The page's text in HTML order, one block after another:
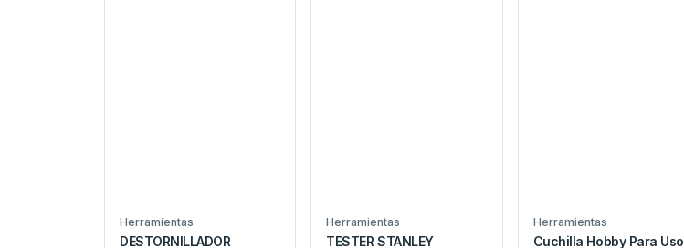
Herramientas
DESTORNILLADOR
Herramientas
TESTER STANLEY
Herramientas
Cuchilla Hobby Para Uso